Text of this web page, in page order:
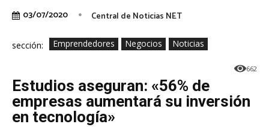
03/07/2020 Central de Noticias NET
sección: Emprendedores Negocios Noticias
662
Estudios aseguran: «56% de
empresas aumentará su inversión
en tecnología»